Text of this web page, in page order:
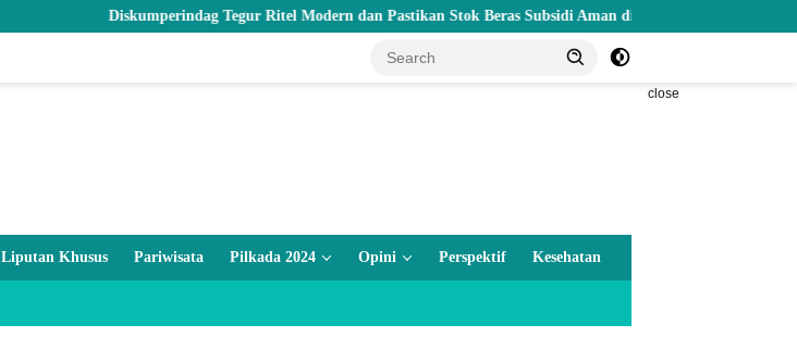
Diskumperindag Tegur Ritel Modern dan Pastikan Stok Beras Subsidi Aman di Tengah Musim Kemarau
close
Liputan Khusus Pariwisata Pilkada 2024 Opini Perspektif Kesehatan